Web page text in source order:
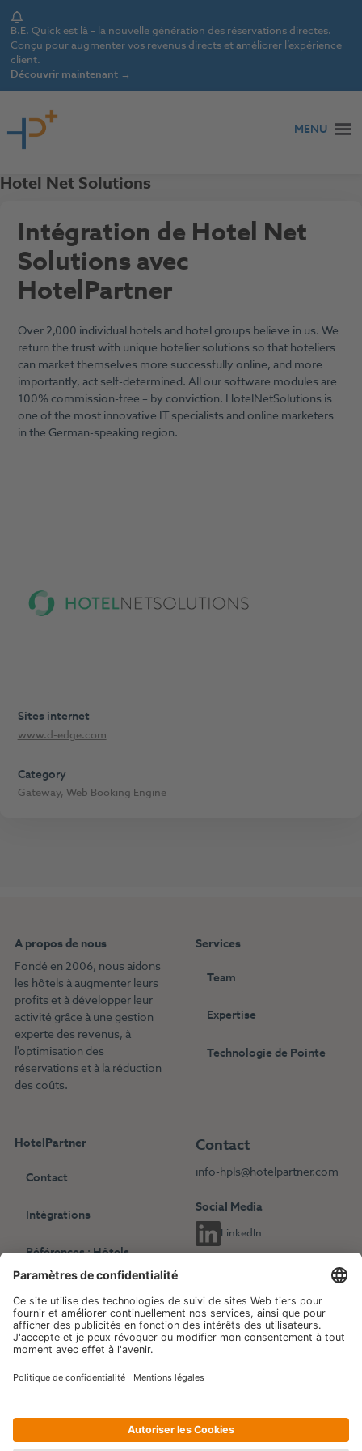
Notice
B.E. Quick est là – la nouvelle génération des réservations directes.
Conçu pour augmenter vos revenus directs et améliorer l’expérience
client.
Découvrir maintenant →
MENU
Hotel Net Solutions
Intégration de Hotel Net
Solutions avec
HotelPartner
Over 2,000 individual hotels and hotel groups believe in us. We
return the trust with unique hotelier solutions so that hoteliers
can market themselves more successfully online, and more
importantly, act self-determined. All our software modules are
100% commission-free – by conviction. HotelNetSolutions is
one of the most innovative IT specialists and online marketers
in the German-speaking region.
Sites internet
www.d-edge.com
Category
Gateway, Web Booking Engine
A propos de nous
Fondé en 2006, nous aidons
les hôtels à augmenter leurs
profits et à développer leur
activité grâce à une gestion
experte des revenus, à
l'optimisation des
réservations et à la réduction
des coûts.
Services
Team
Expertise
Technologie de Pointe
HotelPartner
Contact
Intégrations
Références : Hôtels
indépendants
Références : Chaînes
hôtelières
Blog
Evénements
Contact
info-hpls@hotelpartner.com
Social Media
LinkedIn
Choisissez une autre langue
English Deutsch